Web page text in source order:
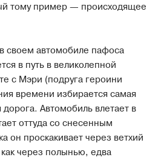
тому пример — происходящее
своем автомобиле пафоса
в путь в великолепной
с Мэри (подруга героини
времени избирается самая
дорога. Автомобиль влетает в
оттуда со снесенным
он проскакивает через ветхий
через полынью, едва